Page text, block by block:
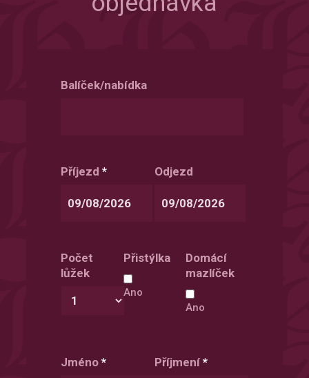
Balíček/nabídka
Příjezd *
DD
slash
slash
Odjezd
DD
Počet
lůžek
Přistýlka
Ano
Domácí
mazlíček
Ano
Jméno * Příjmení *